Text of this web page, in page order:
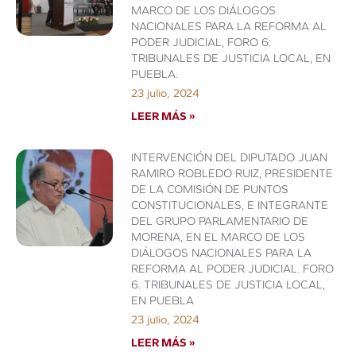
MARCO DE LOS DIÁLOGOS
NACIONALES PARA LA REFORMA AL
PODER JUDICIAL, FORO 6:
TRIBUNALES DE JUSTICIA LOCAL, EN
PUEBLA.
23 julio, 2024
LEER MÁS »
INTERVENCIÓN DEL DIPUTADO JUAN
RAMIRO ROBLEDO RUIZ, PRESIDENTE
DE LA COMISIÓN DE PUNTOS
CONSTITUCIONALES, E INTEGRANTE
DEL GRUPO PARLAMENTARIO DE
MORENA, EN EL MARCO DE LOS
DIÁLOGOS NACIONALES PARA LA
REFORMA AL PODER JUDICIAL. FORO
6. TRIBUNALES DE JUSTICIA LOCAL,
EN PUEBLA
23 julio, 2024
LEER MÁS »